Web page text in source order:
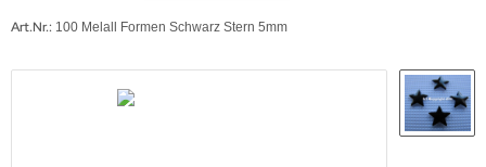
Art.Nr.: 100 Melall Formen Schwarz Stern 5mm